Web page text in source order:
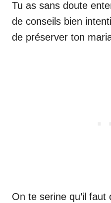
Tu as sans doute
de conseils bien
de préserver ton
On te serine qu’il